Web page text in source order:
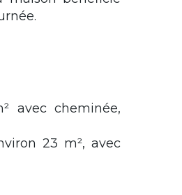
avec cheminée,
23 m², avec